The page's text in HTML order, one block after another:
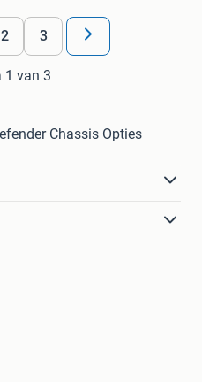
2 3
1 van 3
Chassis Opties